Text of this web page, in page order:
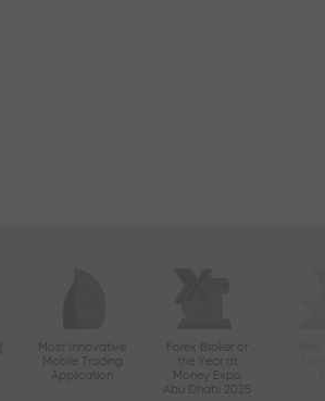
Most Innovative
Mobile Trading
Application
Forex Broker of
the Year at
Money Expo
Abu Dhabi 2025